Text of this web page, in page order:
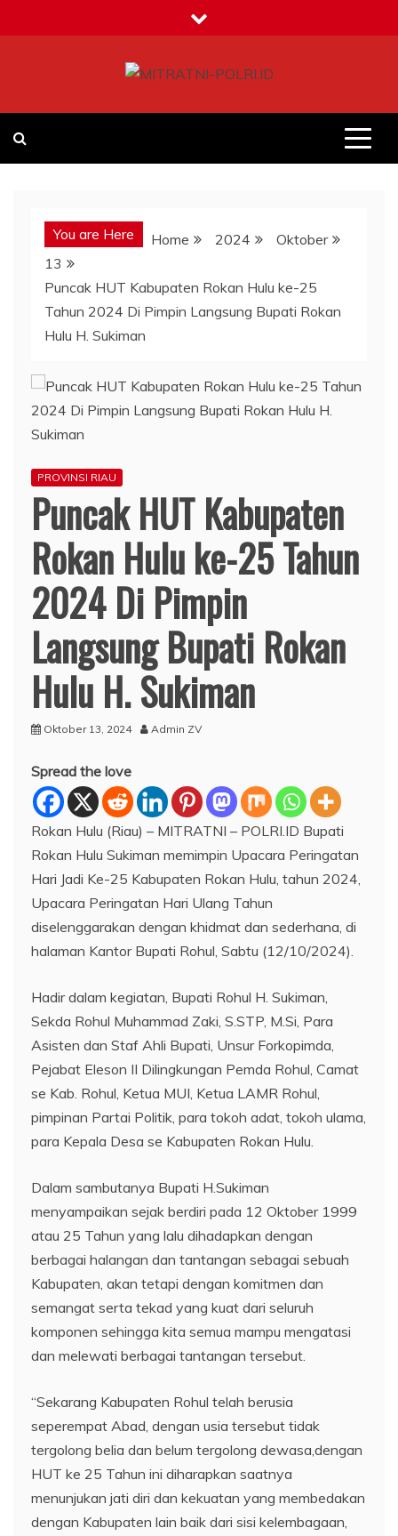
to
You are Here Home 2024
Oktober
13
Puncak HUT Kabupaten Rokan Hulu ke-25
Tahun 2024 Di Pimpin Langsung Bupati Rokan
Hulu H. Sukiman
PROVINSI RIAU
Puncak HUT Kabupaten
Rokan Hulu ke-25 Tahun
2024 Di Pimpin
Langsung Bupati Rokan
Hulu H. Sukiman
Oktober 13, 2024 Admin ZV
Spread the love
Rokan Hulu (Riau) – MITRATNI – POLRI.ID Bupati
Rokan Hulu Sukiman memimpin Upacara Peringatan
Hari Jadi Ke-25 Kabupaten Rokan Hulu, tahun 2024,
Upacara Peringatan Hari Ulang Tahun
diselenggarakan dengan khidmat dan sederhana, di
halaman Kantor Bupati Rohul, Sabtu (12/10/2024).
Hadir dalam kegiatan, Bupati Rohul H. Sukiman,
Sekda Rohul Muhammad Zaki, S.STP, M.Si, Para
Asisten dan Staf Ahli Bupati, Unsur Forkopimda,
Pejabat Eleson II Dilingkungan Pemda Rohul, Camat
se Kab. Rohul, Ketua MUI, Ketua LAMR Rohul,
pimpinan Partai Politik, para tokoh adat, tokoh ulama,
para Kepala Desa se Kabupaten Rokan Hulu.
Dalam sambutanya Bupati H.Sukiman
menyampaikan sejak berdiri pada 12 Oktober 1999
atau 25 Tahun yang lalu dihadapkan dengan
berbagai halangan dan tantangan sebagai sebuah
Kabupaten, akan tetapi dengan komitmen dan
semangat serta tekad yang kuat dari seluruh
komponen sehingga kita semua mampu mengatasi
dan melewati berbagai tantangan tersebut.
“Sekarang Kabupaten Rohul telah berusia
seperempat Abad, dengan usia tersebut tidak
tergolong belia dan belum tergolong dewasa,dengan
HUT ke 25 Tahun ini diharapkan saatnya
menunjukan jati diri dan kekuatan yang membedakan
dengan Kabupaten lain baik dari sisi kelembagaan,